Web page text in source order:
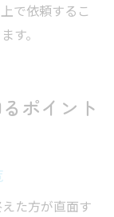
で依頼するこ
す。
ポイント
た方が直面す